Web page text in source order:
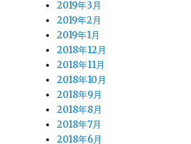
2019年3月
2019年2月
2019年1月
2018年12月
2018年11月
2018年10月
2018年9月
2018年8月
2018年7月
2018年6月